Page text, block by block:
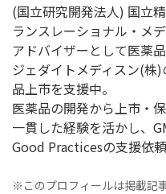
(国立研究開発法人) 国立
ランスレーショナル・メ
アドバイザーとして医薬
ジェダイトメディスン(株
品上市を支援中。
医薬品の開発から上市・
一貫した経験を活かし、
Good Practicesの支援依頼
※このプロフィールは掲載記